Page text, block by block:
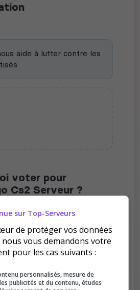
aide à lutter contre les
voter pour
Cs2 Serveur ?
le serveur à monter dans le
sur Top-Serveurs
de protéger vos données
vous demandons votre
pour les cas suivants :
personnalisés, mesure de
publicités et du contenu, études